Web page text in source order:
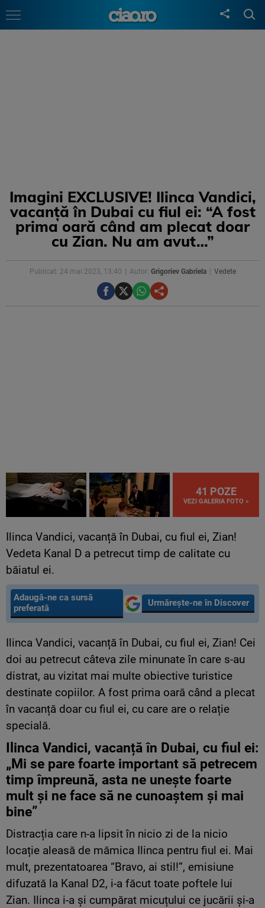
Imagini EXCLUSIVE! Ilinca Vandici,
vacanță în Dubai cu fiul ei: “A fost
prima oară când am plecat doar
cu Zian. Nu am avut…”
Publicat: 24 mai 2023, 13:40 Autor: Grigoriev Gabriela Vedete
41 POZE
VEZI GALERIA FOTO »
Ilinca Vandici, vacanță în Dubai, cu fiul ei, Zian!
Vedeta Kanal D a petrecut timp de calitate cu
băiatul ei.
Adaugă-ne ca sursă
preferată
Urmărește-ne în Discover
Ilinca Vandici, vacanță în Dubai, cu fiul ei, Zian! Cei
doi au petrecut câteva zile minunate în care s-au
distrat, au vizitat mai multe obiective turistice
destinate copiilor. A fost prima oară când a plecat
în vacanță doar cu fiul ei, cu care are o relație
specială.
Ilinca Vandici, vacanță în Dubai, cu fiul ei:
„Mi se pare foarte important să petrecem
timp împreună, asta ne unește foarte
mult și ne face să ne cunoaștem și mai
bine”
Distracția care n-a lipsit în nicio zi de la nicio
locație aleasă de mămica Ilinca pentru fiul ei. Mai
mult, prezentatoarea “Bravo, ai stil!”, emisiune
difuzată la Kanal D2, i-a făcut toate poftele lui
Zian. Ilinca i-a și cumpărat micuțului ce jucării și-a